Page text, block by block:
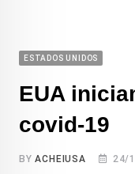
ESTADOS UNIDOS
EUA
covid-19
BYACHEIUSA 24/